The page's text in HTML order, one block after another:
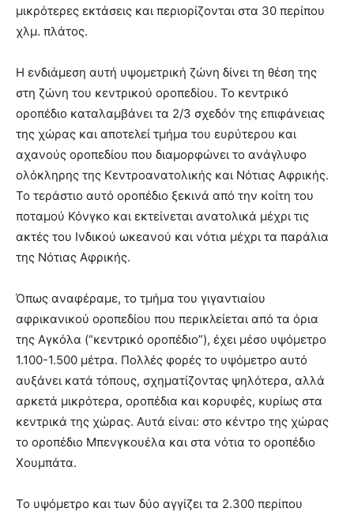
μικρότερες εκτάσεις και περιορίζονται στα 30 περίπου
χλμ. πλάτος.
Η ενδιάμεση αυτή υψομετρική ζώνη δίνει τη θέση της
στη ζώνη του κεντρικού οροπεδίου. Το κεντρικό
οροπέδιο καταλαμβάνει τα 2/3 σχεδόν της επιφάνειας
της χώρας και αποτελεί τμήμα του ευρύτερου και
αχανούς οροπεδίου που διαμορφώνει το ανάγλυφο
ολόκληρης της Κεντροανατολικής και Νότιας Αφρικής.
Το τεράστιο αυτό οροπέδιο ξεκινά από την κοίτη του
ποταμού Κόνγκο και εκτείνεται ανατολικά μέχρι τις
ακτές του Ινδικού ωκεανού και νότια μέχρι τα παράλια
της Νότιας Αφρικής.
Όπως αναφέραμε, το τμήμα του γιγαντιαίου
αφρικανικού οροπεδίου που περικλείεται από τα όρια
της Αγκόλα (“κεντρικό οροπέδιο”), έχει μέσο υψόμετρο
1.100-1.500 μέτρα. Πολλές φορές το υψόμετρο αυτό
αυξάνει κατά τόπους, σχηματίζοντας ψηλότερα, αλλά
αρκετά μικρότερα, οροπέδια και κορυφές, κυρίως στα
κεντρικά της χώρας. Αυτά είναι: στο κέντρο της χώρας
το οροπέδιο Μπενγκουέλα και στα νότια το οροπέδιο
Χουμπάτα.
Το υψόμετρο και των δύο αγγίζει τα 2.300 περίπου